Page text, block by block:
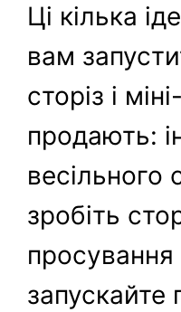
Ці кілька
вам
сторіз і
продають:
весільного
зробіть
запускайте